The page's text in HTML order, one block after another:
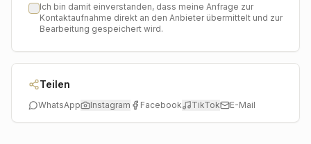
Ich bin damit einverstanden, dass meine Anfrage zur
Kontaktaufnahme direkt an den Anbieter übermittelt und zur
Bearbeitung gespeichert wird.
Teilen
WhatsApp Instagram Facebook TikTok E-Mail